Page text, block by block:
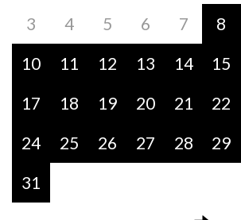
3
4 5 6 7 8
10
11 12 13 14 15
17
18 19 20 21 22
24
25 26 27 28 29
31